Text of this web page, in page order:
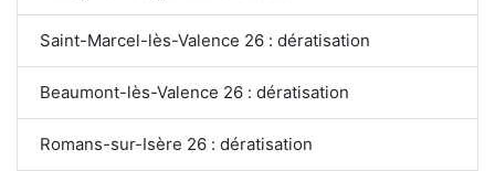
Saint-Marcel-lès-Valence 26 : dératisation
Beaumont-lès-Valence 26 : dératisation
Romans-sur-Isère 26 : dératisation